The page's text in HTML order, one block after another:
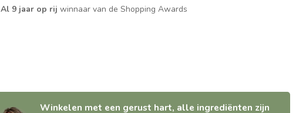
Al 9 jaar op rij winnaar van de Shopping Awards
Winkelen met een gerust hart, alle ingrediënten zijn